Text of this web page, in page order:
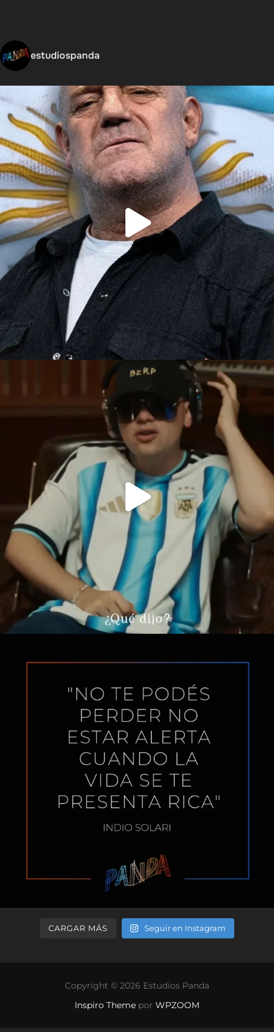
estudiospanda
CARGAR MÁS Seguir en Instagram
Copyright © 2026 Estudios Panda
Inspiro Theme por WPZOOM